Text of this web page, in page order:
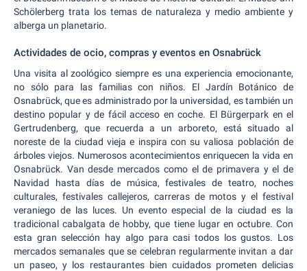
Schölerberg trata los temas de naturaleza y medio ambiente y
alberga un planetario.
Actividades de ocio, compras y eventos en Osnabrück
Una visita al zoológico siempre es una experiencia emocionante,
no sólo para las familias con niños. El Jardín Botánico de
Osnabrück, que es administrado por la universidad, es también un
destino popular y de fácil acceso en coche. El Bürgerpark en el
Gertrudenberg, que recuerda a un arboreto, está situado al
noreste de la ciudad vieja e inspira con su valiosa población de
árboles viejos. Numerosos acontecimientos enriquecen la vida en
Osnabrück. Van desde mercados como el de primavera y el de
Navidad hasta días de música, festivales de teatro, noches
culturales, festivales callejeros, carreras de motos y el festival
veraniego de las luces. Un evento especial de la ciudad es la
tradicional cabalgata de hobby, que tiene lugar en octubre. Con
esta gran selección hay algo para casi todos los gustos. Los
mercados semanales que se celebran regularmente invitan a dar
un paseo, y los restaurantes bien cuidados prometen delicias